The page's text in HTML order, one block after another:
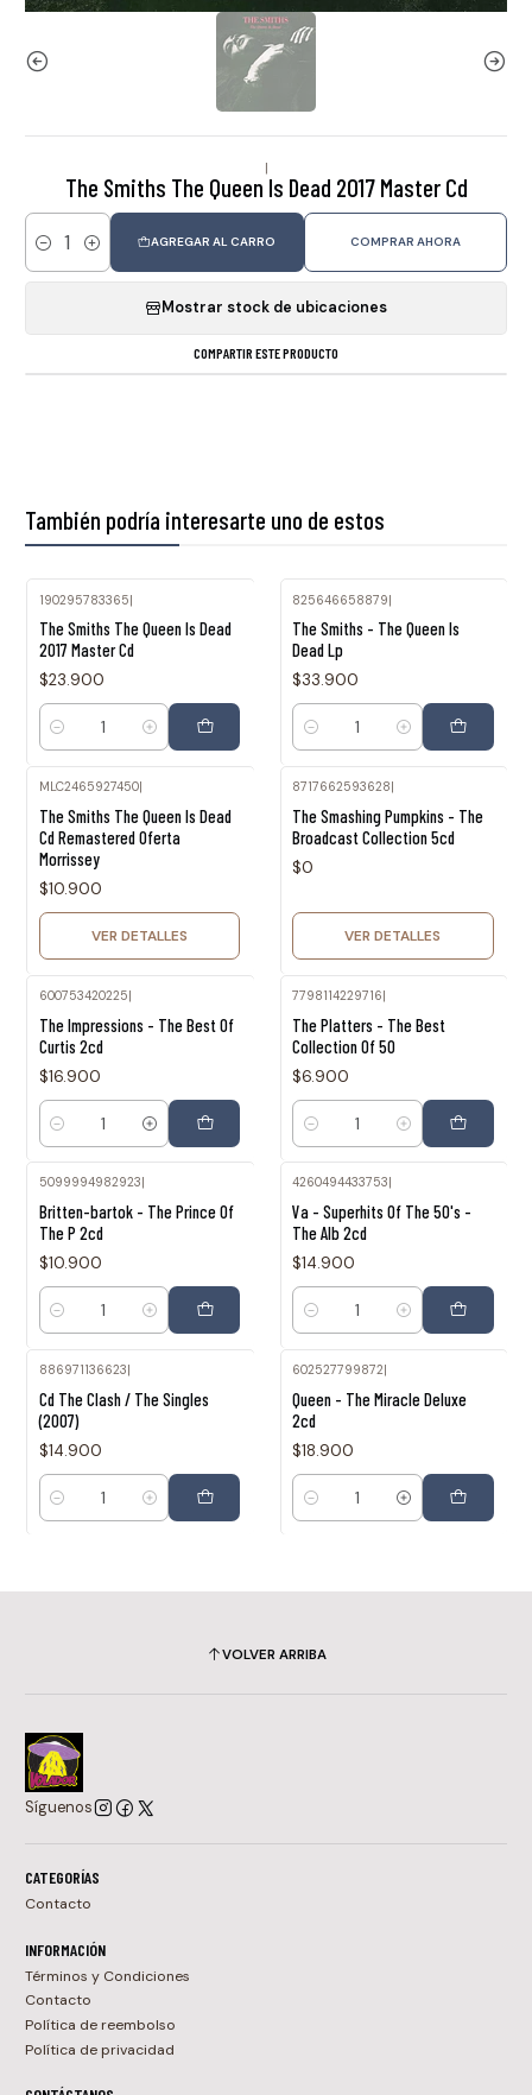
|
The Smiths The Queen Is Dead 2017 Master Cd
Cantidad
AGREGAR AL CARRO COMPRAR AHORA
Mostrar stock de ubicaciones
COMPARTIR ESTE PRODUCTO
También podría interesarte uno de estos
190295783365|
The Smiths The Queen Is Dead
2017 Master Cd
$23.900
Cantidad
825646658879|
The Smiths - The Queen Is
Dead Lp
$33.900
Cantidad
MLC2465927450|
The Smiths The Queen Is Dead
Cd Remastered Oferta
Morrissey
$10.900
VER DETALLES
8717662593628
The Smashing Pumpkins - The
Broadcast Collection 5cd
$0
VER DETALLES
600753420225|
The Impressions - The Best Of
Curtis 2cd
$16.900
Cantidad
7798114229716|
The Platters - The Best
Collection Of 50
$6.900
Cantidad
5099994982923
Britten-bartok - The Prince Of
The P 2cd
$10.900
Cantidad
4260494433753
Va - Superhits Of The 50's -
The Alb 2cd
$14.900
Cantidad
886971136623|
Cd The Clash / The Singles
(2007)
$14.900
Cantidad
602527799872|
Queen - The Miracle Deluxe
2cd
$18.900
Cantidad
VOLVER ARRIBA
Síguenos
CATEGORÍAS
Contacto
INFORMACIÓN
Términos y Condiciones
Contacto
Política de reembolso
Política de privacidad